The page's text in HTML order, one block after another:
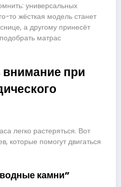
универсальных
то жёсткая модель станет
а другому принесёт
матрас
внимание при
легко растеряться. Вот
которые помогут двигаться
камни”